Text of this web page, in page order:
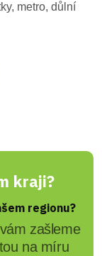
metro, důlní
kraji?
regionu?
zašleme
na míru